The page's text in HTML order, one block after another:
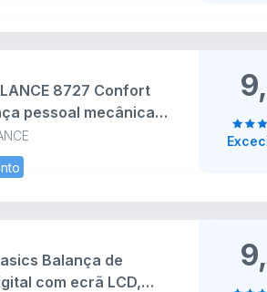
Corporal Peso IMC
1
8727 Confort
pessoal mecânica,
ecrã XL, forma
kg, preto
Balança de
com ecrã LCD,